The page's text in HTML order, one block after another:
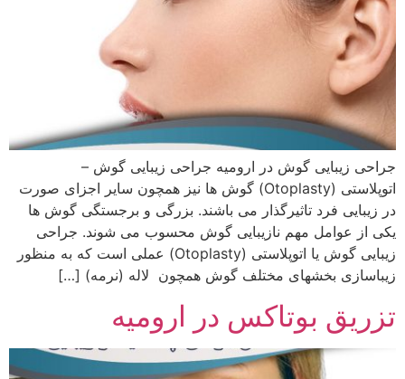
جراحی زیبایی گوش در ارومیه جراحی زیبایی گوش –
اتوپلاستی (Otoplasty) گوش ها نیز همچون سایر اجزای صورت
در زیبایی فرد تاثیرگذار می باشند. بزرگی و برجستگی گوش ها
یکی از عوامل مهم نازیبایی گوش محسوب می شوند. جراحی
زیبایی گوش یا اتوپلاستی (Otoplasty) عملی است که به منظور
زیباسازی بخشهای مختلف گوش همچون لاله (نرمه) […]
تزریق بوتاکس در ارومیه